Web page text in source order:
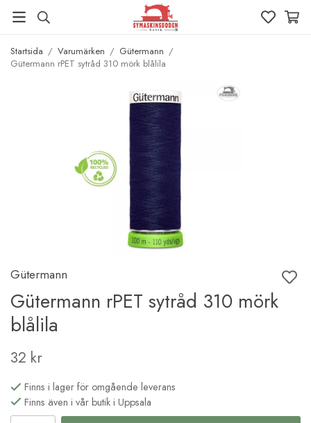
Startsida / Varumärken / Gütermann /
Gütermann rPET sytråd 310 mörk blålila
Gütermann
Gütermann rPET sytråd 310 mörk
blålila
32 kr
Finns i lager för omgående leverans
Finns även i vår butik i Uppsala